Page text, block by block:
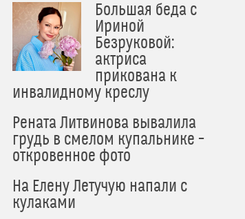
Большая беда с
Ириной
Безруковой:
актриса
прикована к
инвалидному креслу
Рената Литвинова вывалила
грудь в смелом купальнике –
откровенное фото
На Елену Летучую напали с
кулаками